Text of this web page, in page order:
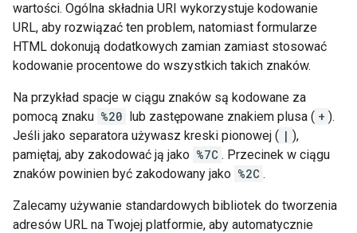
wartości. Ogólna składnia URI wykorzystuje kodowanie
URL, aby rozwiązać ten problem, natomiast formularze
HTML dokonują dodatkowych zamian zamiast stosować
kodowanie procentowe do wszystkich takich znaków.
Na przykład spacje w ciągu znaków są kodowane za
pomocą znaku %20 lub zastępowane znakiem plusa ( + ).
Jeśli jako separatora używasz kreski pionowej ( | ),
pamiętaj, aby zakodować ją jako %7C . Przecinek w ciągu
znaków powinien być zakodowany jako %2C .
Zalecamy używanie standardowych bibliotek do tworzenia
adresów URL na Twojej platformie, aby automatycznie